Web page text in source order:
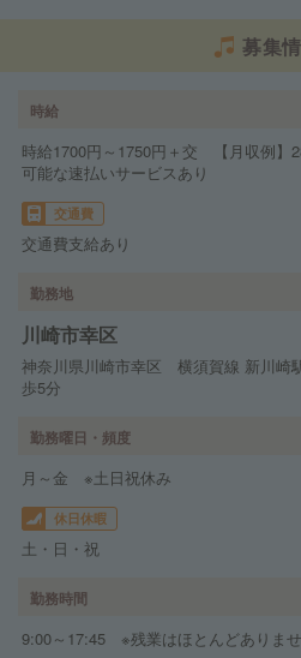
募集
時給
時給1700円～1750円＋交 【月収例
可能な速払いサービスあり
交通費
交通費支給あり
勤務地
川崎市幸区
神奈川県川崎市幸区 横須賀線 新川崎
歩5分
勤務曜日・頻度
月～金 ※土日祝休み
休日休暇
土・日・祝
勤務時間
9:00～17:45 ※残業はほとんどありませ